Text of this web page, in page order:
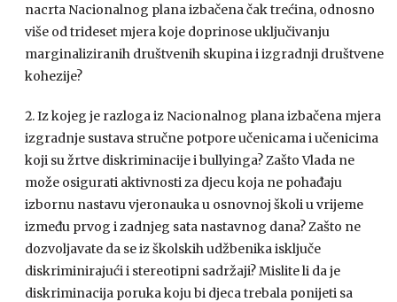
nacrta Nacionalnog plana izbačena čak trećina, odnosno
više od trideset mjera koje doprinose uključivanju
marginaliziranih društvenih skupina i izgradnji društvene
kohezije?
Iz kojeg je razloga iz Nacionalnog plana izbačena mjera
izgradnje sustava stručne potpore učenicama i učenicima
koji su žrtve diskriminacije i bullyinga? Zašto Vlada ne
može osigurati aktivnosti za djecu koja ne pohađaju
izbornu nastavu vjeronauka u osnovnoj školi u vrijeme
između prvog i zadnjeg sata nastavnog dana? Zašto ne
dozvoljavate da se iz školskih udžbenika isključe
diskriminirajući i stereotipni sadržaji? Mislite li da je
diskriminacija poruka koju bi djeca trebala ponijeti sa